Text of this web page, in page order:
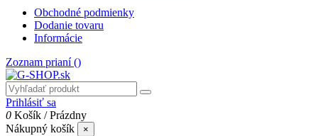
Obchodné podmienky
Dodanie tovaru
Informácie
Zoznam prianí ()
Prihlásiť sa
0 Košík /Prázdny
Nákupný košík
×